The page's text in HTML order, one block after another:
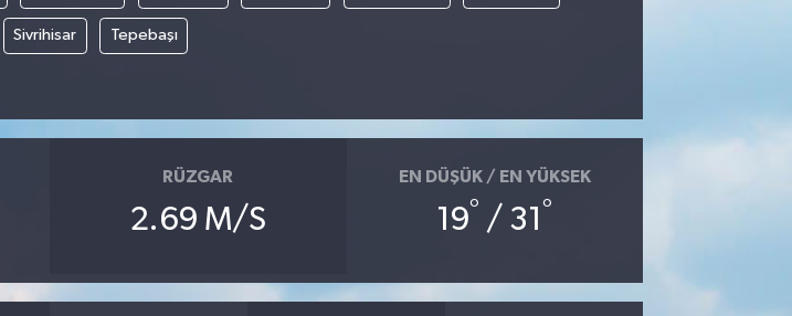
Sivrihisar Tepebaşı
RÜZGAR
2.69 M/S
EN DÜŞÜK / EN YÜKSEK
19° / 31 °